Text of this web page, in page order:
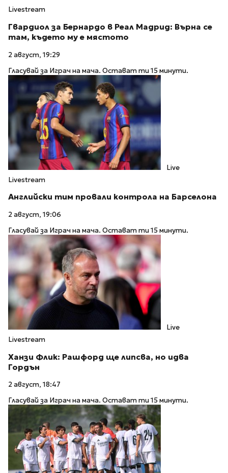
Livestream
Гвардиол за Бернардо в Реал Мадрид: Върна се
там, където му е мястото
2 август, 19:29
Гласувай за Играч на мача. Остават ти 15 минути.
Live
Livestream
Английски тим провали контрола на Барселона
2 август, 19:06
Гласувай за Играч на мача. Остават ти 15 минути.
Live
Livestream
Ханзи Флик: Рашфорд ще липсва, но идва
Гордън
2 август, 18:47
Гласувай за Играч на мача. Остават ти 15 минути.